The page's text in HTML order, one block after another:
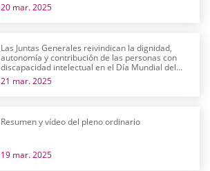
20 mar. 2025
Las Juntas Generales reivindican la dignidad,
autonomía y contribución de las personas con
discapacidad intelectual en el Día Mundial del
Síndrome de Down
21 mar. 2025
Resumen y vídeo del pleno ordinario
19 mar. 2025